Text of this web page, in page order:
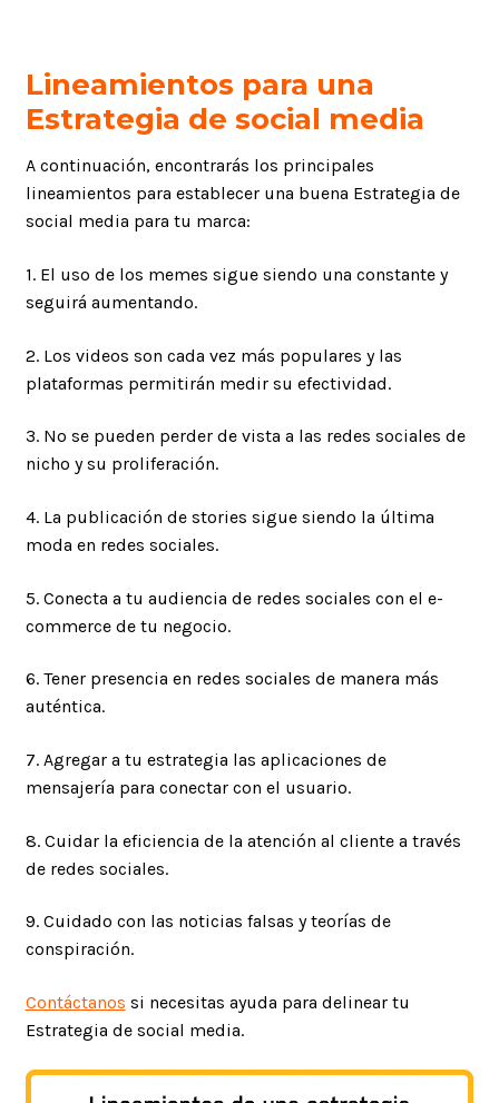
Lineamientos para una
Estrategia de social media
A continuación, encontrarás los principales
lineamientos para establecer una buena Estrategia de
social media para tu marca:
1. El uso de los memes sigue siendo una constante y
seguirá aumentando.
2. Los videos son cada vez más populares y las
plataformas permitirán medir su efectividad.
3. No se pueden perder de vista a las redes sociales de
nicho y su proliferación.
4. La publicación de stories sigue siendo la última
moda en redes sociales.
5. Conecta a tu audiencia de redes sociales con el e-
commerce de tu negocio.
6. Tener presencia en redes sociales de manera más
auténtica.
7. Agregar a tu estrategia las aplicaciones de
mensajería para conectar con el usuario.
8. Cuidar la eficiencia de la atención al cliente a través
de redes sociales.
9. Cuidado con las noticias falsas y teorías de
conspiración.
Contáctanos si necesitas ayuda para delinear tu
Estrategia de social media.